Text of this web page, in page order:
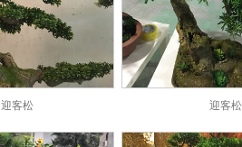
迎客松 迎客松